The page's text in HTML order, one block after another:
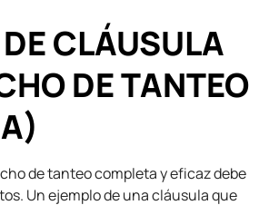
CLÁUSULA
DE TANTEO
de tanteo completa y eficaz debe
Un ejemplo de una cláusula que